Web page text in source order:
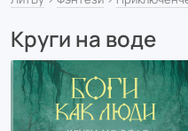
Круги на воде